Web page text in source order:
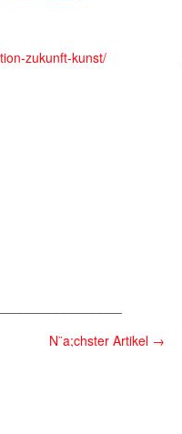
zukunft-kunst/
N¨a;chster Artikel →